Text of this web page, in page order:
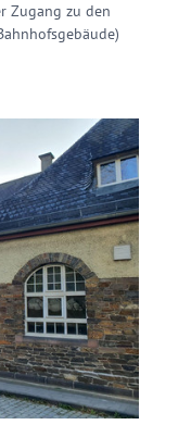
Zugang zu den